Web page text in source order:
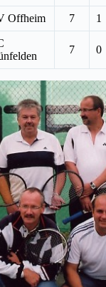
Offheim 7 1
7 0